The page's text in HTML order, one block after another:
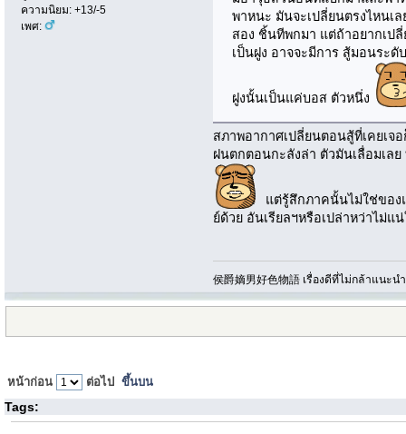
ความนิยม: +13/-5
เพศ:
พาหนะ มันจะเปลี่ยนตรงไหนเ
สอง ชิ้นทีพกมา แต่ถ้าอยากเป
เป็นฝูง อาจจะมีการ สู้มอนระ
ฝูงนั้นเป็นแค่บอส ตัวหนึ่ง
สภาพอากาศเปลี่ยนตอนสู้ที่เคยเจอ
ฝนตกตอนกะลังล่า ตัวมันเลื่อมเล
แต่รู้สึกภาคนั้นไม่ใช่ของ
ย์ด้วย อันเรียลฯหรือเปล่าหว่าไม่แน่
侯爵嫡男好色物語 เรื่องดีที่ไม่กล้าแนะน
หน้าก่อน ต่อไป ขึ้นบน
Tags: